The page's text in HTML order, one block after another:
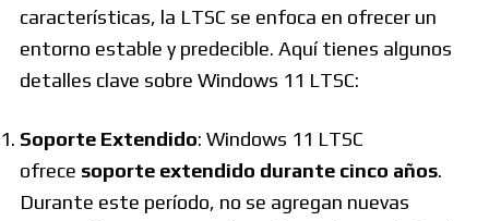
características, la LTSC se enfoca en ofrecer un
entorno estable y predecible. Aquí tienes algunos
detalles clave sobre Windows 11 LTSC:
Soporte Extendido: Windows 11 LTSC
ofrece soporte extendido durante cinco años.
Durante este período, no se agregan nuevas